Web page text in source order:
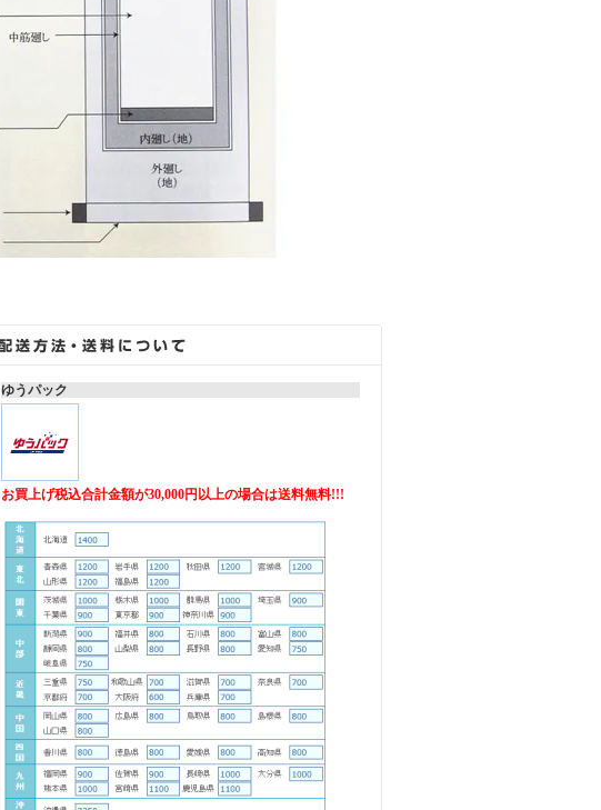
ゆうパック
お買上げ税込合計金額が30,000円以上の場合は送料無料!!!